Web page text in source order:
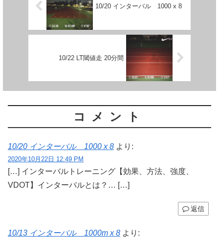
10/20 インターバル 1000 x 8
10/22 LT閾値走 20分間
コメント
10/20 インターバル 1000 x 8 より:
2020年10月22日 12:49 PM
[…] インターバルトレーニング【効果、方法、強度、
VDOT】インターバルとは？… […]
返信
10/13 インターバル 1000m x 8 より: